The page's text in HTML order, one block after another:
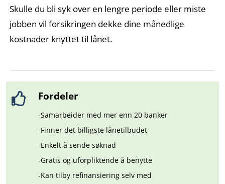
Skulle du bli syk over en lengre periode eller miste
jobben vil forsikringen dekke dine månedlige
kostnader knyttet til lånet.
Fordeler
-Samarbeider med mer enn 20 banker
-Finner det billigste lånetilbudet
-Enkelt å sende søknad
-Gratis og uforpliktende å benytte
-Kan tilby refinansiering selv med